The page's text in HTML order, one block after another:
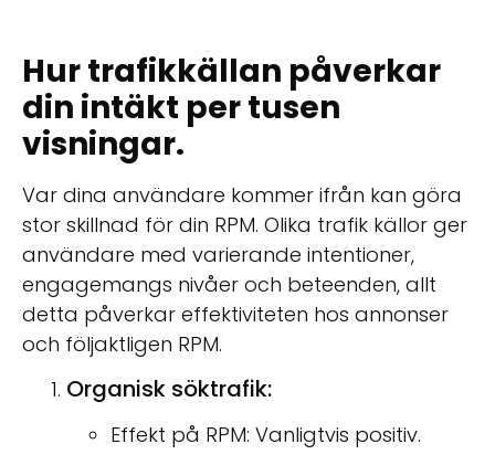
Hur trafikkällan påverkar
din intäkt per tusen
visningar.
Var dina användare kommer ifrån kan göra
stor skillnad för din RPM. Olika trafik källor ger
användare med varierande intentioner,
engagemangs nivåer och beteenden, allt
detta påverkar effektiviteten hos annonser
och följaktligen RPM.
Organisk söktrafik:
Effekt på RPM: Vanligtvis positiv.